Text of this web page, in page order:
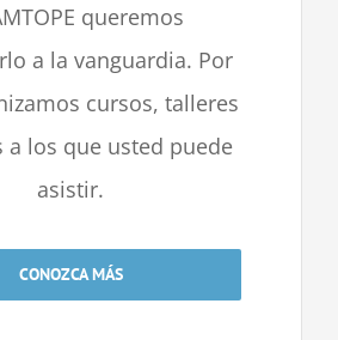
queremos
a la vanguardia. Por
cursos, talleres
a los que usted puede
asistir.
CONOZCA MÁS